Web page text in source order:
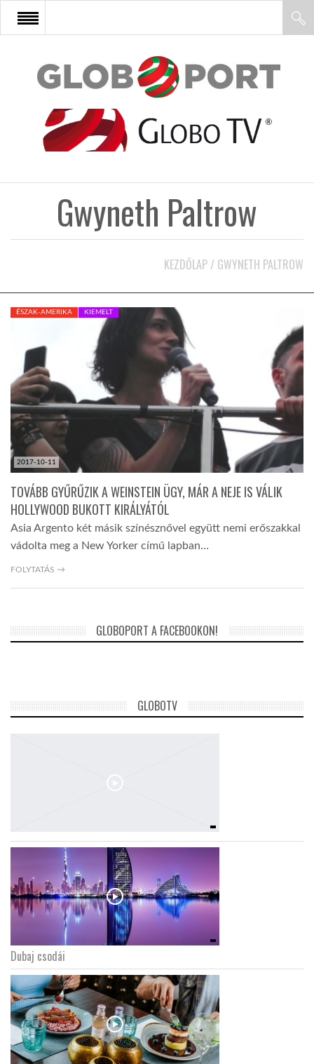
FŐOLDAL
AFRIKA
KÖZEL-KELET
AUSZTRÁLIA
A VILÁG ITTHON
GLOBOTV BP
GLOBOTV
GLOBOZSARU
DOBRAVERO.HU
LATIMO.HU
GLOBOBOOK
Gwyneth Paltrow
KEZDŐLAP / GWYNETH PALTROW
2017-10-11
ÉSZAK-AMERIKA KIEMELT
TOVÁBB GYŰRŰZIK A WEINSTEIN ÜGY, MÁR A NEJE IS VÁLIK
HOLLYWOOD BUKOTT KIRÁLYÁTÓL
Asia Argento két másik színésznővel együtt nemi erőszakkal
vádolta meg a New Yorker című lapban…
FOLYTATÁS →
GLOBOPORT A FACEBOOKON!
GLOBOTV
Dubaj csodái